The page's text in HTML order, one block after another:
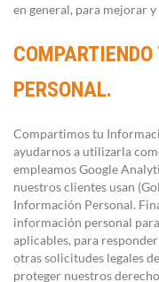
en general, para mejorar
PERSONAL.
Compartimos tu
ayudarnos a utilizarla
empleamos Google
nuestros clientes usan
Información Personal.
información personal
aplicables, para
otras solicitudes legales
proteger nuestros